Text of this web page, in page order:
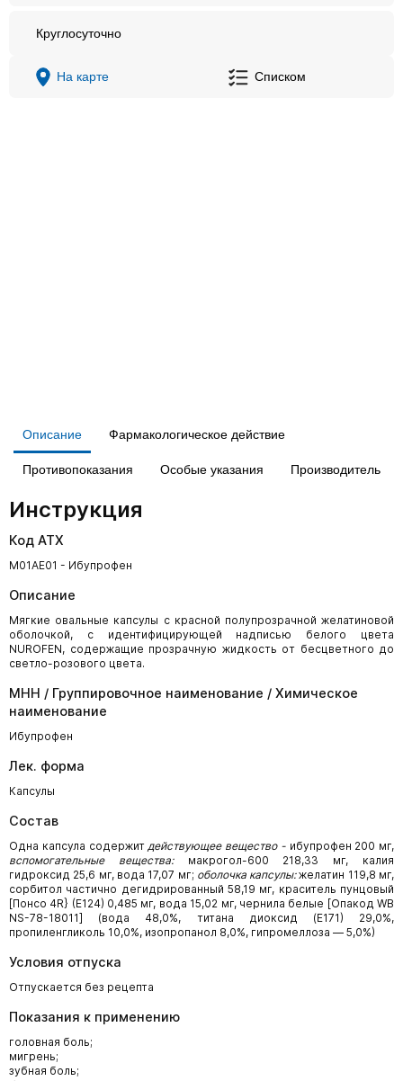
Круглосуточно
На карте Списком
Описание Фармакологическое действие
Противопоказания Особые указания Производитель
Инструкция
Код АТХ
M01AE01 - Ибупрофен
Описание
Мягкие овальные капсулы с красной полупрозрачной желатиновой
оболочкой, с идентифицирующей надписью белого цвета
NUROFEN, содержащие прозрачную жидкость от бесцветного до
светло-розового цвета.
МНН / Группировочное наименование / Химическое
наименование
Ибупрофен
Лек. форма
Капсулы
Состав
Одна капсула содержитдействующее вещество - ибупрофен 200 мг,
вспомогательные вещества:макрогол-600 218,33 мг, калия
гидроксид 25,6 мг, вода 17,07 мг; оболочка капсулы:желатин 119,8 мг,
сорбитол частично дегидрированный 58,19 мг, краситель пунцовый
[Понсо 4R} (Е124) 0,485 мг, вода 15,02 мг, чернила белые [Опакод WB
NS-78-18011] (вода 48,0%, титана диоксид (Е171) 29,0%,
пропиленгликоль 10,0%, изопропанол 8,0%, гипромеллоза — 5,0%)
Условия отпуска
Отпускается без рецепта
Показания к применению
головная боль;
мигрень;
зубная боль;